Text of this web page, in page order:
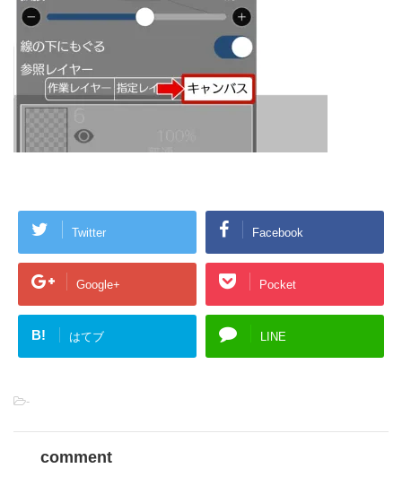
Twitter Facebook
Google+ Pocket
B! はてブ LINE
-
comment